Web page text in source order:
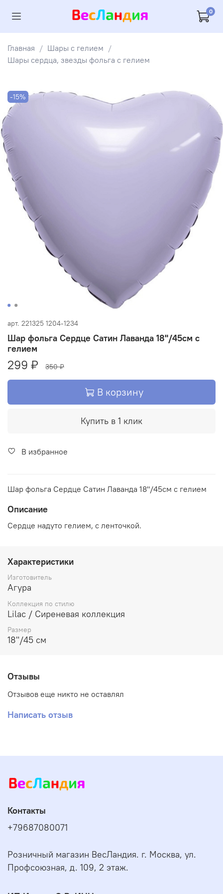
0
Главная
Шары с гелием
Шары сердца, звезды фольга с гелием
-15%
арт. 221325 1204-1234
Шар фольга Сердце Сатин Лаванда 18"/45см с
гелием
299 ₽ 350 ₽
В корзину
Купить в 1 клик
В избранное
Шар фольга Сердце Сатин Лаванда 18"/45см с гелием
Описание
Сердце надуто гелием, с ленточкой.
Характеристики
Изготовитель
Агура
Коллекция по стилю
Lilac / Сиреневая коллекция
Размер
18"/45 см
Отзывы
Отзывов еще никто не оставлял
Написать отзыв
Контакты
+79687080071
Розничный магазин ВесЛандия. г. Москва, ул.
Профсоюзная, д. 109, 2 этаж.